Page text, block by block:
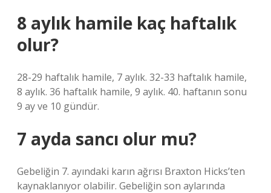
8 aylık hamile kaç haftalık
olur?
28-29 haftalık hamile, 7 aylık. 32-33 haftalık hamile,
8 aylık. 36 haftalık hamile, 9 aylık. 40. haftanın sonu
9 ay ve 10 gündür.
7 ayda sancı olur mu?
Gebeliğin 7. ayındaki karın ağrısı Braxton Hicks’ten
kaynaklanıyor olabilir. Gebeliğin son aylarında